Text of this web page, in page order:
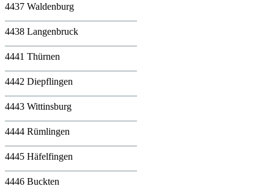
4437 Waldenburg
4438 Langenbruck
4441 Thürnen
4442 Diepflingen
4443 Wittinsburg
4444 Rümlingen
4445 Häfelfingen
4446 Buckten